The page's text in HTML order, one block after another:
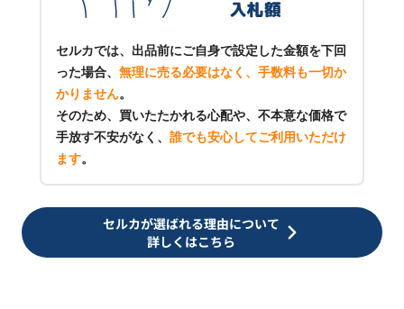
セルカでは、出品前にご自身で設定した金額を下回
った場合、 無理に売る必要はなく、手数料も一切か
かりません。
そのため、買いたたかれる心配や、不本意な価格で
手放す不安がなく、 誰でも安心してご利用いただけ
ます。
セルカが選ばれる理由について
詳しくはこちら